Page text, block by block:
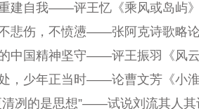
建自我——评王忆《乘风或岛屿
悲伤，不愤懑——张阿克诗歌略
中国精神坚守——评王振羽《风
，少年正当时——论曹文芳《小淮
清冽的是思想”——试说刘流其人其